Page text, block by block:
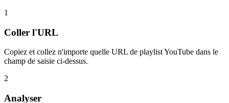
1
Coller l'URL
Copiez et collez n'importe quelle URL de playlist YouTube dans le
champ de saisie ci-dessus.
2
Analyser